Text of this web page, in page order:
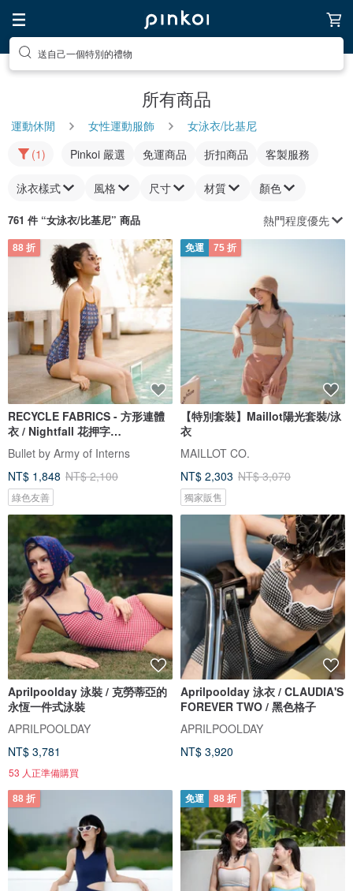
送自己一個特別的禮物
所有商品
運動休閒 女性運動服飾
女泳衣/比基尼
(1)
Pinkoi 嚴選 免運商品 折扣商品 客製服務
泳衣樣式 風格 尺寸 材質 顏色
761 件 “女泳衣/比基尼” 商品 熱門程度優先
88 折
RECYCLE FABRICS - 方形連體
衣 / Nightfall 花押字
BLT064NIGH
Bullet by Army of Interns
NT$ 1,848 NT$ 2,100
綠色友善
免運 75 折
【特別套裝】Maillot陽光套裝/泳
衣
MAILLOT CO.
NT$ 2,303 NT$ 3,070
獨家販售
Aprilpoolday 泳裝 / 克勞蒂亞的
永恆一件式泳裝
APRILPOOLDAY
NT$ 3,781
53 人正準備購買
Aprilpoolday 泳衣 / CLAUDIA'S
FOREVER TWO / 黑色格子
APRILPOOLDAY
NT$ 3,920
88 折 免運 88 折